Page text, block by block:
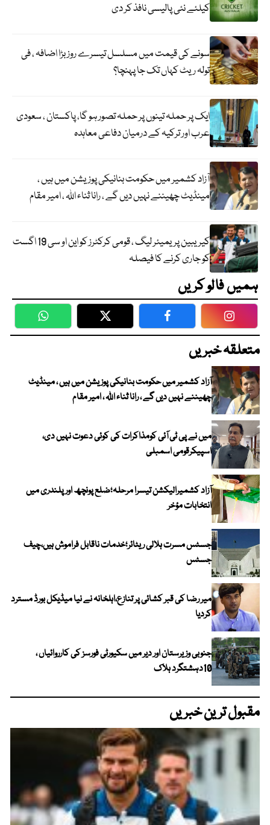
کیلئے نئی پالیسی نافذ کر دی
سونے کی قیمت میں مسلسل تیسرے روز بڑا اضافہ ، فی
تولہ ریٹ کہاں تک جا پہنچا؟
ایک پر حملہ تینوں پر حملہ تصور ہو گا، پاکستان ، سعودی
عرب اور ترکیہ کے درمیان دفاعی معاہدہ
آزاد کشمیر میں حکومت بنانیکی پوزیشن میں ہیں ،
مینڈیٹ چھیننے نہیں دیں گے ، رانا ثناء اللہ ، امیر مقام
کیریبین پریمیئر لیگ ، قومی کرکٹرز کو این او سی 19 اگست
کو جاری کرنے کا فیصلہ
ہمیں فالو کریں
WhatsApp Twitter Facebook
متعلقہ خبریں
آزاد کشمیر میں حکومت بنانیکی پوزیشن میں ہیں ، مینڈیٹ
چھیننے نہیں دیں گے ، رانا ثناء اللہ ، امیر مقام
میں نے پی ٹی آئی کومذاکرات کی کوئی دعوت نہیں دی،
اسپیکرقومی اسمبلی
آزاد کشمیرالیکشن تیسرا مرحلہ؛ضلع پونچھ اور پلندری میں
انتخابات مؤخر
جسٹس مسرت ہلالی ریٹائر؛خدمات ناقابل فراموش ہیں،چیف
جسٹس
میر رضا کی قبر کشائی پر تنازع،اہلخانہ نے نیا میڈیکل بورڈ مسترد
کردیا
جنوبی وزیرستان اور دیر میں سکیورٹی فورسز کی کارروائیاں ،
10دہشتگرد ہلاک
مقبول ترین خبریں